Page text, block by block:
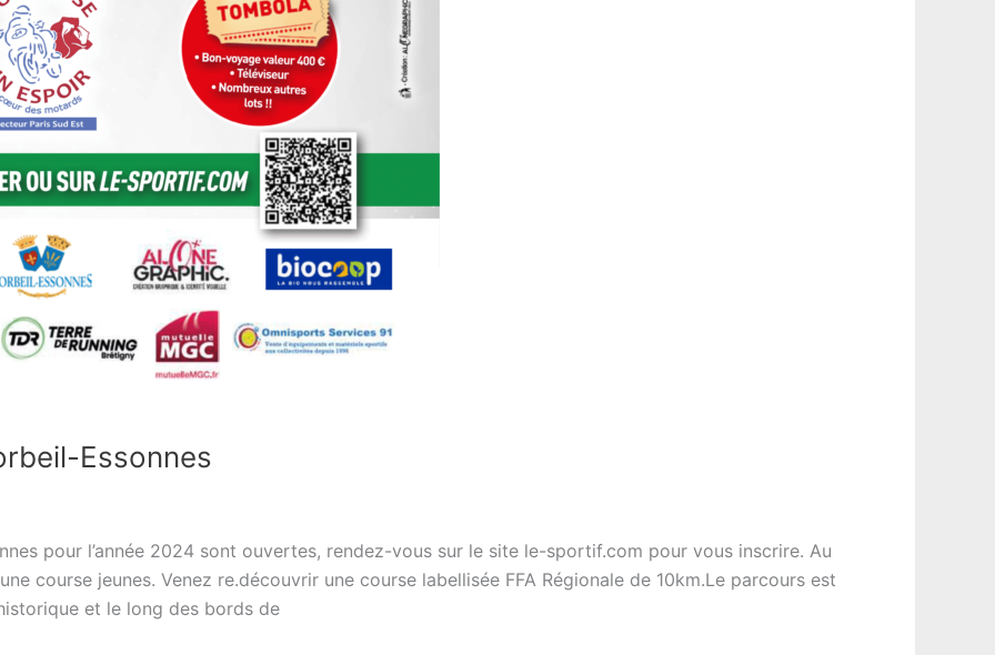
Essonnes
pour l’année 2024 sont ouvertes, rendez-vous sur le site le-sportif.com pour vous inscrire. Au
course jeunes. Venez re.découvrir une course labellisée FFA Régionale de 10km.Le parcours est
et le long des bords de